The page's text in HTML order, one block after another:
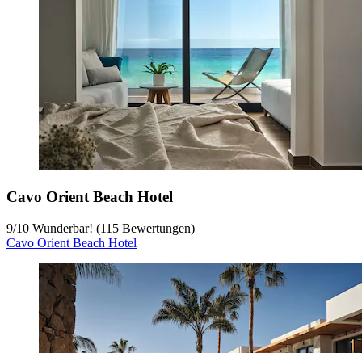
Cavo Orient Beach Hotel
9/10 Wunderbar! (115 Bewertungen)
Cavo Orient Beach Hotel